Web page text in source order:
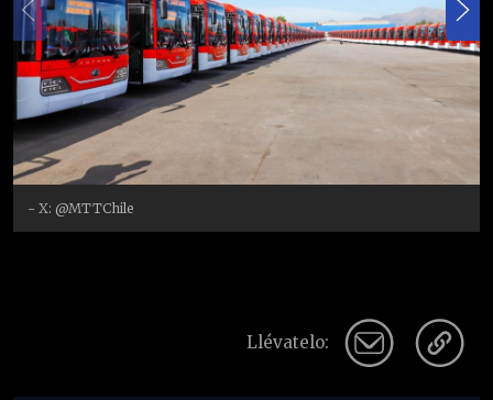
- X: @MTTChile
Llévatelo: